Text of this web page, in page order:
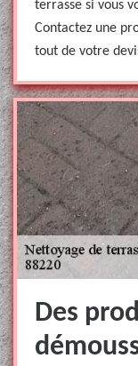
terrasse si vous
Contactez une
tout de votre
Des